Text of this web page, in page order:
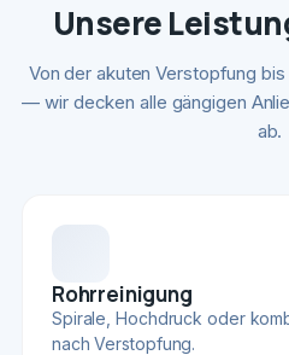
Unsere
Von der akuten Verstopfung
— wir decken alle gängigen
ab.
Rohrreinigung
Spirale, Hochdruck oder
nach Verstopfung.